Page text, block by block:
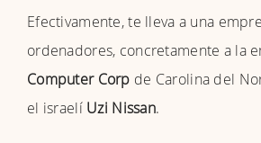
Efectivamente, te lleva a una
ordenadores, concretamente a la
Computer Corp de Carolina del
el israelí Uzi Nissan.